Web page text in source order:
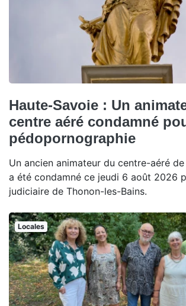
Haute-Savoie : Un
centre aéré condamné
pédopornographie
Un ancien animateur du centre-aéré
a été condamné ce jeudi 6 août 2026
judiciaire de Thonon-les-Bains.
Locales